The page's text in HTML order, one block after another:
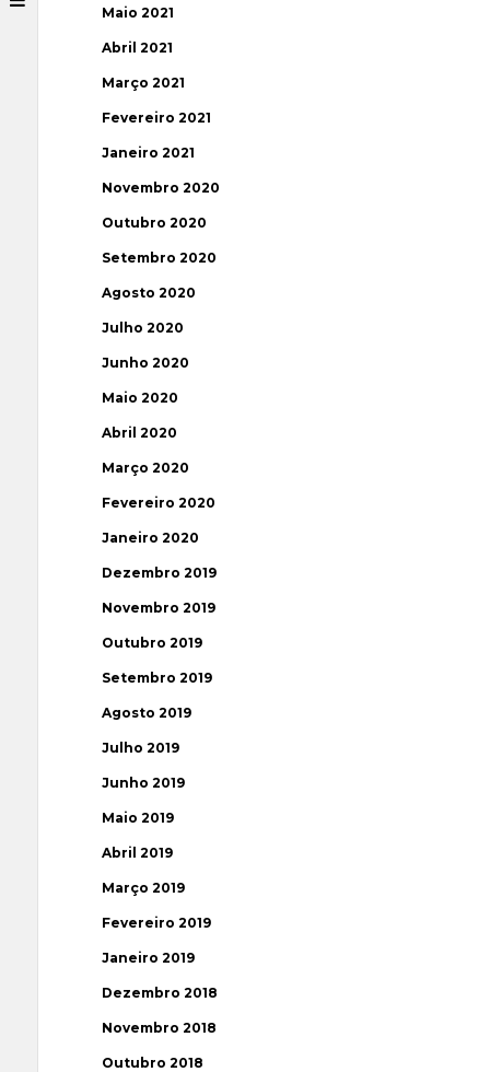
Maio 2021
Abril 2021
Março 2021
Fevereiro 2021
Janeiro 2021
Novembro 2020
Outubro 2020
Setembro 2020
Agosto 2020
Julho 2020
Junho 2020
Maio 2020
Abril 2020
Março 2020
Fevereiro 2020
Janeiro 2020
Dezembro 2019
Novembro 2019
Outubro 2019
Setembro 2019
Agosto 2019
Julho 2019
Junho 2019
Maio 2019
Abril 2019
Março 2019
Fevereiro 2019
Janeiro 2019
Dezembro 2018
Novembro 2018
Outubro 2018